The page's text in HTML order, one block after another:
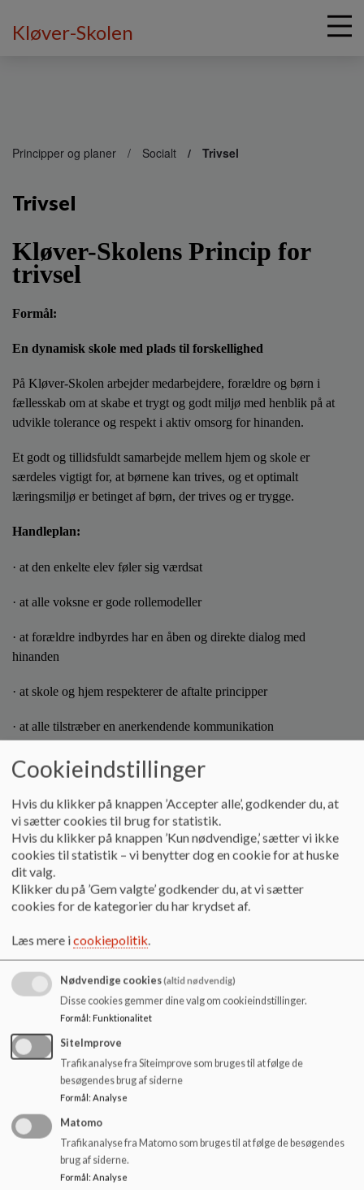
Kløver-Skolen
Principper og planer Socialt Trivsel
Trivsel
Kløver-Skolens Princip for
trivsel
Formål:
En dynamisk skole med plads til forskellighed
På Kløver-Skolen arbejder medarbejdere, forældre og børn i
fællesskab om at skabe et trygt og godt miljø med henblik på at
udvikle tolerance og respekt i aktiv omsorg for hinanden.
Et godt og tillidsfuldt samarbejde mellem hjem og skole er
særdeles vigtigt for, at børnene kan trives, og et optimalt
læringsmiljø er betinget af børn, der trives og er trygge.
Handleplan:
· at den enkelte elev føler sig værdsat
· at alle voksne er gode rollemodeller
· at forældre indbyrdes har en åben og direkte dialog med
hinanden
· at skole og hjem respekterer de aftalte principper
· at alle tilstræber en anerkendende kommunikation
· at konflikter løses konstruktivt
Eksempler på hvordan trivselsprincipperne anvendes:
Pædagogiske værktøjer som ex. ”Trin for trin” og ”Sociale
historier”
Spørgsmål til skole/hjem-samtaler
Elevsamtaler
Konkret håndtering og rollemodeller:
Lærerteamenes arbejde med sociale spilleregler
Elevrådets arbejde med undervisningsmiljøet
Kommunikation:
Skolehjemsamarbejde
Aula
Indskrivningssamtaler
Cookieindstillinger
Hvis du klikker på knappen ’Accepter alle’, godkender du, at
vi sætter cookies til brug for statistik.
Hvis du klikker på knappen ’Kun nødvendige,’ sætter vi ikke
cookies til statistik – vi benytter dog en cookie for at huske
dit valg.
Klikker du på ’Gem valgte’ godkender du, at vi sætter
cookies for de kategorier du har krydset af.
Læs mere icookiepolitik.
Nødvendige cookies(altid nødvendig)
Disse cookies gemmer dine valg om cookieindstillinger.
Formål: Funktionalitet
SiteImprove
Trafikanalyse fra Siteimprove som bruges til at følge de
besøgendes brug af siderne
Formål: Analyse
Matomo
Trafikanalyse fra Matomo som bruges til at følge de besøgendes
brug af siderne.
Formål: Analyse